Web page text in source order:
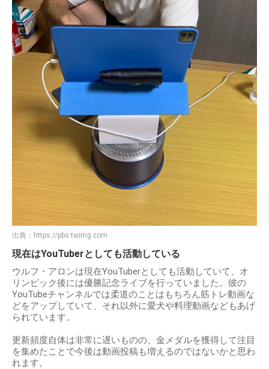
出典： https://pbs.twimg.com
現在はYouTuberとしても活動している
ウルフ・アロンは現在YouTuberとしても活動していて、オ
リンピック後には優勝記念ライブを行っていました。彼の
YouTubeチャンネルでは柔道のことはもちろん筋トレ動画な
どをアップしていて、それ以外に愛犬や料理動画などもあげ
られています。
更新頻度自体は非常に遅いものの、金メダルを獲得して注目
を集めたことで今後は動画投稿も増えるのではないかと思わ
れます。